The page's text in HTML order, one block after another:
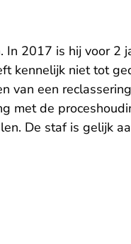
2017 is hij voor 2
kennelijk niet tot
van een
met de
De staf is gelijk